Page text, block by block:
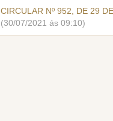
CIRCULAR Nº 952, DE 29
(30/07/2021 ás 09:10)